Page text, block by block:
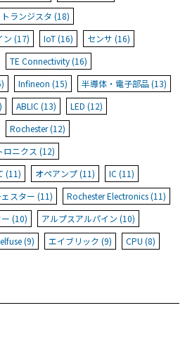
トランジスタ (18)
ン (17)
IoT (16)
センサ (16)
TE Connectivity (16)
Infineon (15)
半導体・電子部品 (13)
ABLIC (13)
LED (12)
Rochester (12)
ロニクス (12)
(11)
オペアンプ (11)
IC (11)
スター (11)
Rochester Electronics (11)
(10)
アルプスアルパイン (10)
(9) エイブリック (9)
CPU (8)